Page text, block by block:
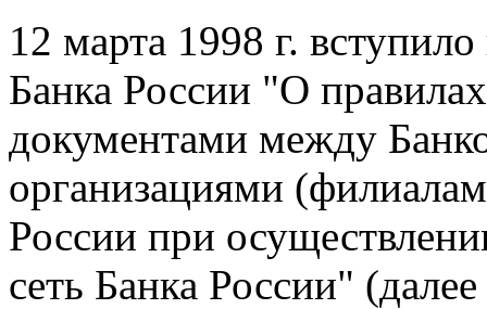
12 марта 1998 г.
Банка России "О
документами между
организациями
России при
сеть Банка России"